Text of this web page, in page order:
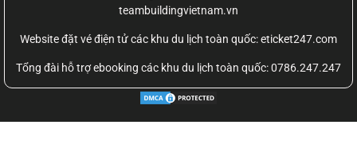
teambuildingvietnam.vn
Website đặt vé điện tử các khu du lịch toàn quốc: eticket247.com
Tổng đài hỗ trợ ebooking các khu du lịch toàn quốc: 0786.247.247